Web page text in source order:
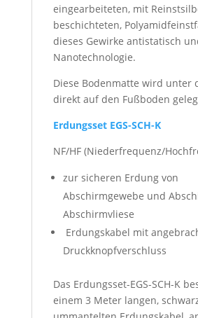
eingearbeiteten, mit
beschichteten,
dieses Gewirke antistatisch
Nanotechnologie.
Diese Bodenmatte wird unter
direkt auf den Fußboden
Erdungsset EGS-SCH-K
NF/HF (Niederfrequenz/
zur sicheren Erdung von
Abschirmgewebe und
Abschirmvliese
Erdungskabel mit
Druckknopfverschluss
Das Erdungsset-EGS-SCH-K
einem 3 Meter langen,